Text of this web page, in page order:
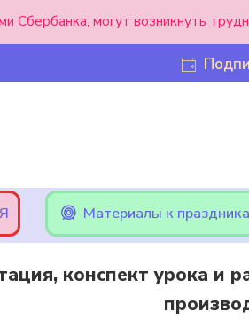
Сбербанка, могут возникнуть
Материалы к
конспект урока и